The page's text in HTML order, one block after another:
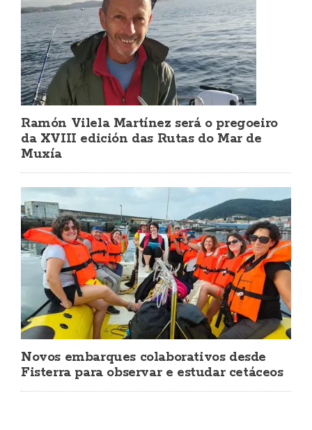
Ramón Vilela Martínez será o pregoeiro
da XVIII edición das Rutas do Mar de
Muxía
Novos embarques colaborativos desde
Fisterra para observar e estudar cetáceos